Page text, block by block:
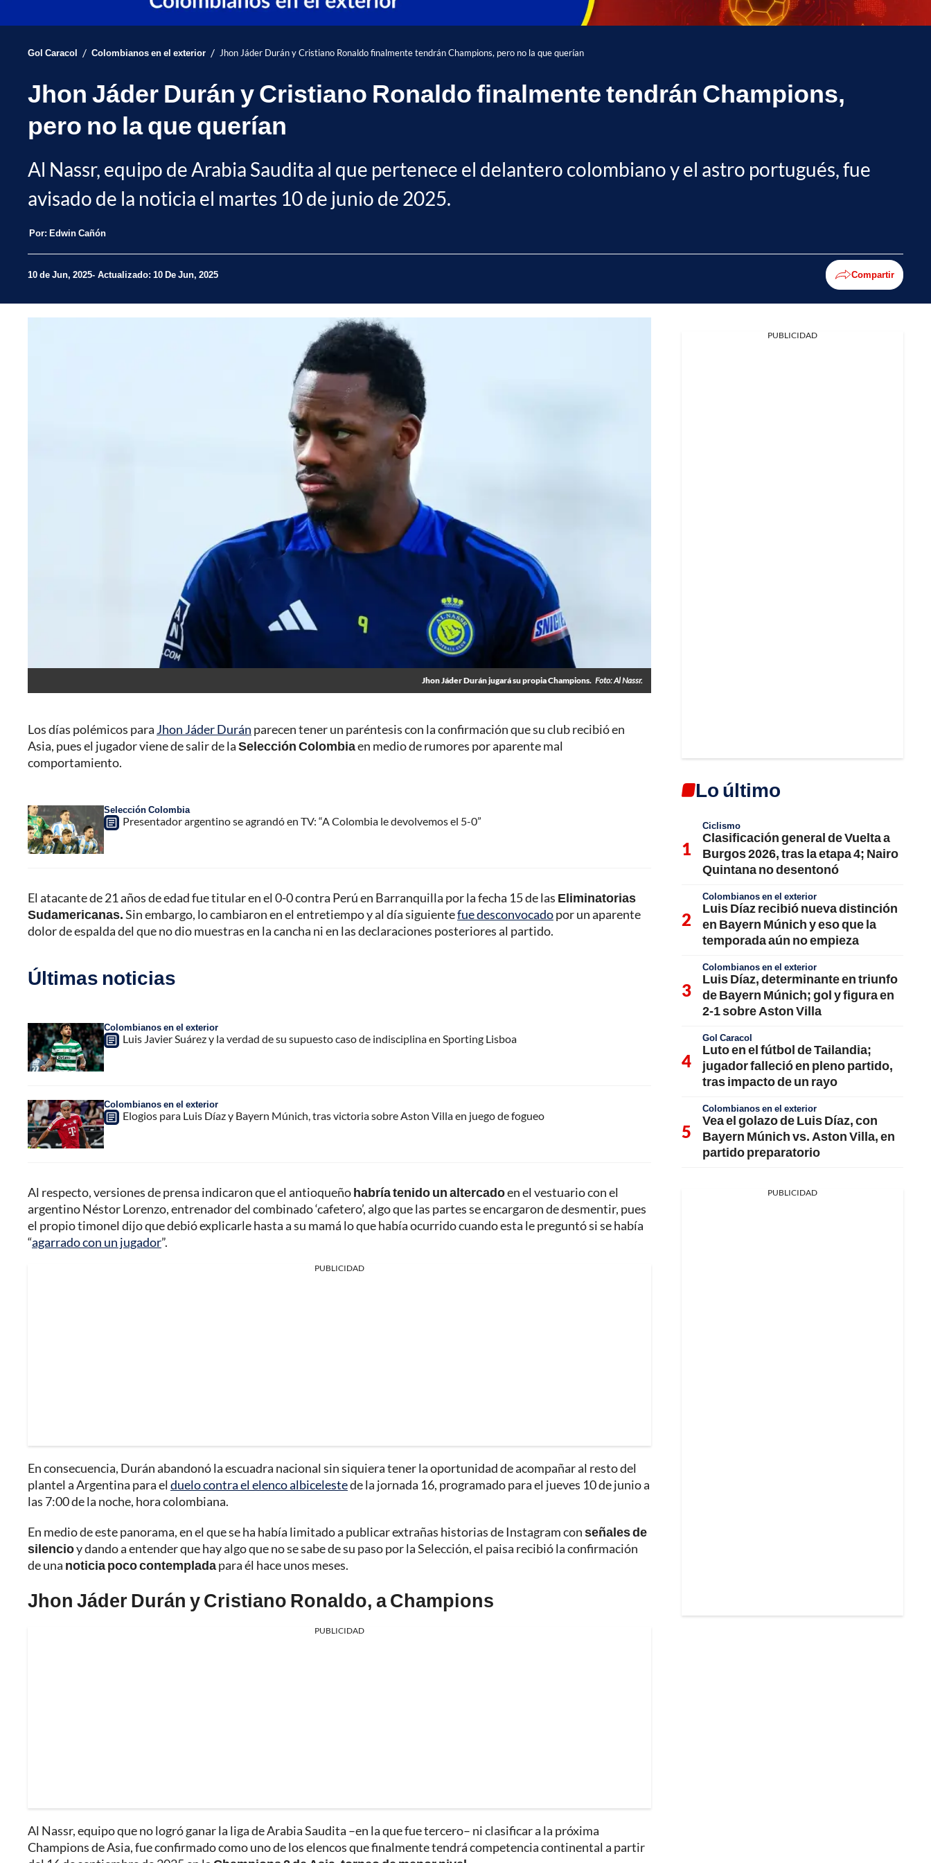
Gol Caracol / Colombianos en el exterior / Jhon Jáder Durán y Cristiano Ronaldo finalmente tendrán Champions, pero no la que querían
Jhon Jáder Durán y Cristiano Ronaldo finalmente tendrán Champions,
pero no la que querían
Al Nassr, equipo de Arabia Saudita al que pertenece el delantero colombiano y el astro portugués, fue
avisado de la noticia el martes 10 de junio de 2025.
Por: Edwin Cañón
10 de Jun, 2025 Actualizado: 10 De Jun, 2025 Compartir
Jhon Jáder Durán jugará su propia Champions. Foto: Al Nassr.
Los días polémicos para Jhon Jáder Durán parecen tener un paréntesis con la confirmación que su club recibió en
Asia, pues el jugador viene de salir de laSelección Colombiaen medio de rumores por aparente mal
comportamiento.
Selección Colombia
Presentador argentino se agrandó en TV: “A Colombia le devolvemos el 5-0”
El atacante de 21 años de edad fue titular en el 0-0 contra Perú en Barranquilla por la fecha 15 de las Eliminatorias
Sudamericanas.Sin embargo, lo cambiaron en el entretiempo y al día siguientefue desconvocadopor un aparente
dolor de espalda del que no dio muestras en la cancha ni en las declaraciones posteriores al partido.
Últimas noticias
Colombianos en el exterior
Luis Javier Suárez y la verdad de su supuesto caso de indisciplina en Sporting Lisboa
Colombianos en el exterior
Elogios para Luis Díaz y Bayern Múnich, tras victoria sobre Aston Villa en juego de fogueo
Al respecto, versiones de prensa indicaron que el antioqueñohabría tenido un altercadoen el vestuario con el
argentino Néstor Lorenzo, entrenador del combinado ‘cafetero’, algo que las partes se encargaron de desmentir, pues
el propio timonel dijo que debió explicarle hasta a su mamá lo que había ocurrido cuando esta le preguntó si se había
“agarrado con un jugador”.
PUBLICIDAD
En consecuencia, Durán abandonó la escuadra nacional sin siquiera tener la oportunidad de acompañar al resto del
plantel a Argentina para el duelo contra el elenco albicelestede la jornada 16, programado para el jueves 10 de junio a
las 7:00 de la noche, hora colombiana.
En medio de este panorama, en el que se ha había limitado a publicar extrañas historias de Instagram conseñales de
silencioy dando a entender que hay algo que no se sabe de su paso por la Selección, el paisa recibió la confirmación
de una noticia poco contempladapara él hace unos meses.
Jhon Jáder Durán y Cristiano Ronaldo, a Champions
PUBLICIDAD
Al Nassr, equipo que no logró ganar la liga de Arabia Saudita –en la que fue tercero– ni clasificar a la próxima
Champions de Asia, fue confirmado como uno de los elencos que finalmente tendrá competencia continental a partir
PUBLICIDAD
Lo último
Ciclismo
Clasificación general de Vuelta a
Burgos 2026, tras la etapa 4; Nairo
Quintana no desentonó
Colombianos en el exterior
Luis Díaz recibió nueva distinción
en Bayern Múnich y eso que la
temporada aún no empieza
Colombianos en el exterior
Luis Díaz, determinante en triunfo
de Bayern Múnich; gol y figura en
2-1 sobre Aston Villa
Gol Caracol
Luto en el fútbol de Tailandia;
jugador falleció en pleno partido,
tras impacto de un rayo
Colombianos en el exterior
Vea el golazo de Luis Díaz, con
Bayern Múnich vs. Aston Villa, en
partido preparatorio
PUBLICIDAD